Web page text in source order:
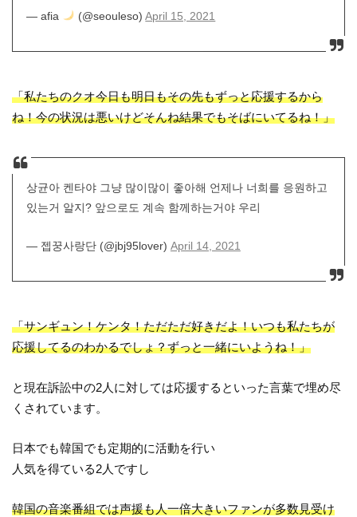
— afia (@seouleso)April 15, 2021
「私たちのクオ今日も明日もその先もずっと応援するから
ね！今の状況は悪いけどそんね結果でもそばにいてるね！」
상균아 켄타야 그냥 많이많이 좋아해 언제나 너희를 응원하고
있는거 알지? 앞으로도 계속 함께하는거야 우리
— 젭꿍사랑단 (@jbj95lover) April 14, 2021
「サンギュン！ケンタ！ただただ好きだよ！いつも私たちが
応援してるのわかるでしょ？ずっと一緒にいようね！」
と現在訴訟中の2人に対しては応援するといった言葉で埋め尽
くされています。
日本でも韓国でも定期的に活動を行い
人気を得ている2人ですし
韓国の音楽番組では声援も人一倍大きいファンが多数見受け